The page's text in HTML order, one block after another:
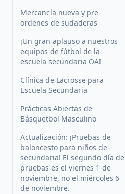
Mercancía nueva y pre-
ordenes de sudaderas
¡Un gran aplauso a nuestros
equipos de fútbol de la
escuela secundaria OA!
Clínica de Lacrosse para
Escuela Secundaria
Prácticas Abiertas de
Básquetbol Masculino
Actualización: ¡Pruebas de
baloncesto para niños de
secundaria! El segundo día de
pruebas es el viernes 1 de
noviembre, no el miércoles 6
de noviembre.